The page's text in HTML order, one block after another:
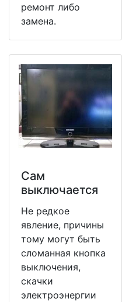
ремонт либо
замена.
Сам
выключается
Не редкое
явление, причины
тому могут быть
сломанная кнопка
выключения,
скачки
электроэнергии